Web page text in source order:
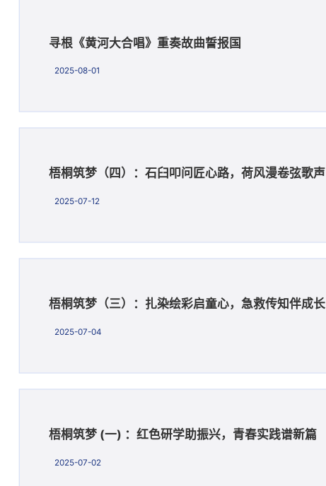
寻根《黄河大合唱》重奏故曲誓报国
2025-08-01
梧桐筑梦（四）：石臼叩问匠心路，荷风漫卷弦歌声
2025-07-12
梧桐筑梦（三）：扎染绘彩启童心，急救传知伴成长
2025-07-04
梧桐筑梦 (一) ：红色研学助振兴，青春实践谱新篇
2025-07-02